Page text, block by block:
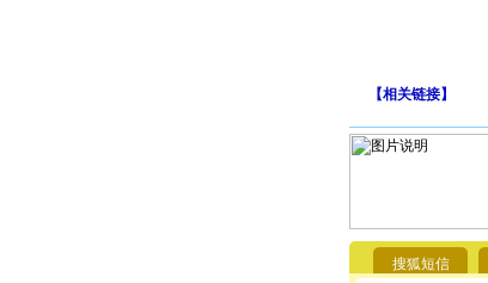
【相关链接】
搜狐短信